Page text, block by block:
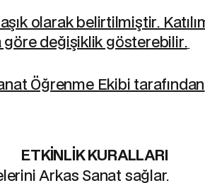
olarak belirtilmiştir.
göre değişiklik gösterebilir.
Öğrenme Ekibi tarafından
ETKİNLİK KURALLARI
Arkas Sanat sağlar.